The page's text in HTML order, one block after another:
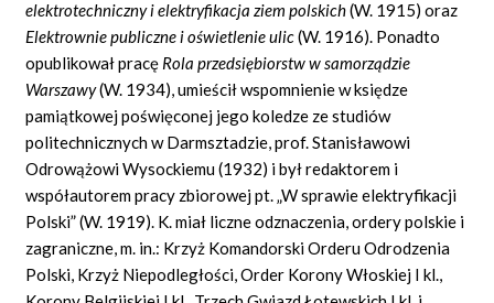
elektrotechniczny i elektryfikacja ziem polskich(W. 1915) oraz
Elektrownie publiczne i oświetlenie ulic(W. 1916). Ponadto
opublikował pracę Rola przedsiębiorstw w samorządzie
Warszawy(W. 1934), umieścił wspomnienie w księdze
pamiątkowej poświęconej jego koledze ze studiów
politechnicznych w Darmsztadzie, prof. Stanisławowi
Odrowążowi Wysockiemu (1932) i był redaktorem i
współautorem pracy zbiorowej pt. „W sprawie elektryfikacji
Polski” (W. 1919). K. miał liczne odznaczenia, ordery polskie i
zagraniczne, m. in.: Krzyż Komandorski Orderu Odrodzenia
Polski, Krzyż Niepodległości, Order Korony Włoskiej I kl.,